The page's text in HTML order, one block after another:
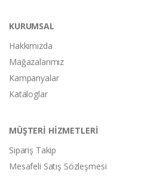
KURUMSAL
Hakkımızda
Mağazalarımız
Kampanyalar
Kataloglar
MÜŞTERİ HİZMETLERİ
Sipariş Takip
Mesafeli Satış Sözleşmesi